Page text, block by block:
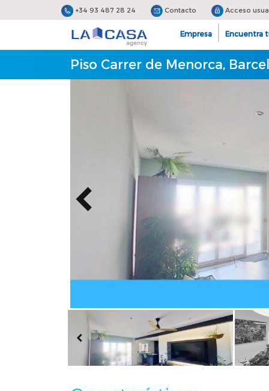
+34 93 487 28 24 Contacto Acceso
Empresa Encuentra
Piso Carrer de Menorca,